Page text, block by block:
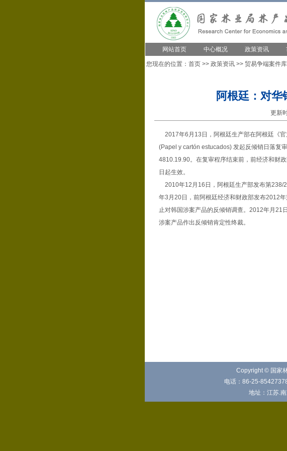
网站首页 中心概况 政策资讯
您现在的位置： 首页 >> 政策资讯 >> 贸易争端案件库
阿根廷：对
更新
2017年6月13日，阿根廷生产部在阿根廷《
(Papel y cartón estucados) 发起反倾销日落复
4810.19.90。在复审程序结束前，前经济和财
日起生效。
2010年12月16日，阿根廷生产部发布第238/
年3月20日，前阿根廷经济和财政部发布2012
止对韩国涉案产品的反倾销调查。2012年月21
涉案产品作出反倾销肯定性终裁。
Copyright © 国家
电话：86-25-
地址：江苏.